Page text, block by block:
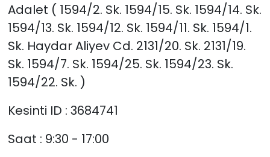
Adalet ( 1594/2. Sk. 1594/15. Sk. 1594/14. Sk.
1594/13. Sk. 1594/12. Sk. 1594/11. Sk. 1594/1.
Sk. Haydar Aliyev Cd. 2131/20. Sk. 2131/19.
Sk. 1594/7. Sk. 1594/25. Sk. 1594/23. Sk.
1594/22. Sk. )
Kesinti ID : 3684741
Saat : 9:30 - 17:00